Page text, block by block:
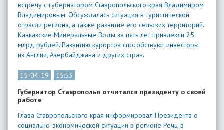
встречу с губернатором Ставропольского края Владимиром
Владимировым. Обсуждалась ситуация в туристической
отрасли региона, а также развитие его сельских территорий.
Кавказские Минеральные Воды за пять лет привлекли 25
млрд рублей. Развитию курортов способствуют инвесторы
из Англии, Азербайджана и других стран.
15-04-19
15:53
Губернатор Ставрополья отчитался президенту о своей
работе
Глава Ставропольского края информировал Президента о
социально-экономической ситуации в регионе Речь, в